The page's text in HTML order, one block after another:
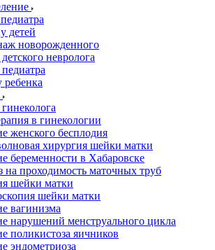
детей
новорожденного
невролога
в гинекологии
женского бесплодия
хирургия шейки матки
беременности в Хабаровске
на проходимость маточных труб
шейки матки
шейки матки
вагинизма
нарушений менструального цикла
поликистоза яичников
эндометриоза